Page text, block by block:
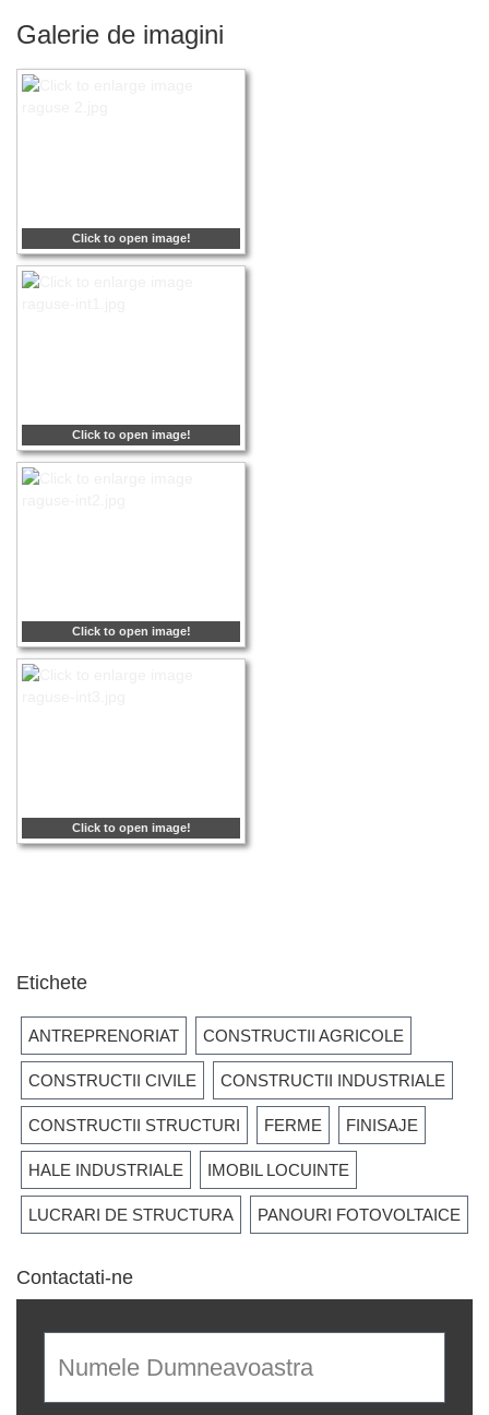
Galerie de imagini
Click to open image!
Click to open image!
Click to open image!
Click to open image!
Etichete
ANTREPRENORIAT CONSTRUCTII AGRICOLE
CONSTRUCTII CIVILE CONSTRUCTII INDUSTRIALE
CONSTRUCTII STRUCTURI FERME FINISAJE
HALE INDUSTRIALE IMOBIL LOCUINTE
LUCRARI DE STRUCTURA PANOURI FOTOVOLTAICE
Contactati-ne